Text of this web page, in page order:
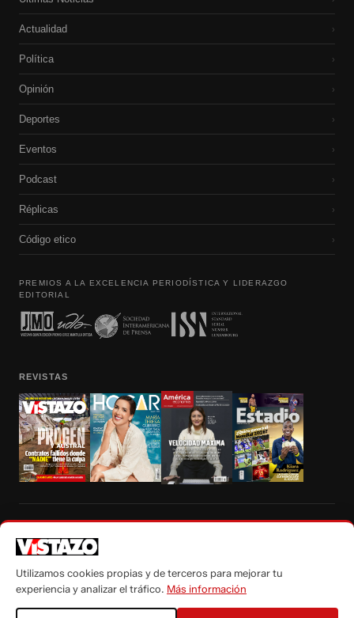
Actualidad ›
Política ›
Opinión ›
Deportes ›
Eventos ›
Podcast ›
Réplicas ›
Código etico ›
PREMIOS A LA EXCELENCIA PERIODÍSTICA Y LIDERAZGO
EDITORIAL
REVISTAS
autorización escrita de su titular, de todos los contenidos de Vistazo.com.
Utilizamos cookies propias y de terceros para mejorar tu
experiencia y analizar el tráfico. Más información